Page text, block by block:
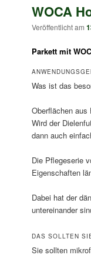
WOCA
Veröffentlicht am
Parkett mit
Was ist das
Oberflächen aus
Wird der
dann auch
Die Pflegeserie
Eigenschaften
Dabei hat der
untereinander
DAS SOLLTEN
Sie sollten